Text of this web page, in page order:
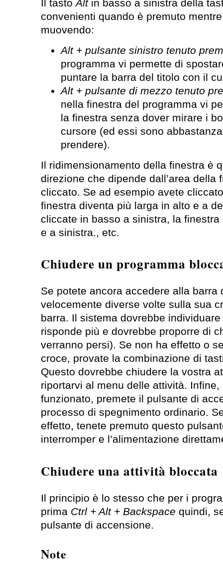
Il tastoAltin basso a sinistra della
convenienti quando è premuto
muovendo:
Alt + pulsante sinistro tenuto
programma vi permette di
puntare la barra del titolo con il
Alt + pulsante di mezzo tenuto
nella finestra del programma vi
la finestra senza dover mirare i
cursore (ed essi sono
prendere).
Il ridimensionamento della finestra è
direzione che dipende dall’area della
cliccato. Se ad esempio avete
finestra diventa più larga in alto e a
cliccate in basso a sinistra, la
e a sinistra., etc.
Chiudere un programma
Se potete ancora accedere alla barra
velocemente diverse volte sulla sua
barra. Il sistema dovrebbe
risponde più e dovrebbe proporre di
verranno persi). Se non ha effetto o
croce, provate la combinazione di
Questo dovrebbe chiudere la vostra
riportarvi al menu delle attività.
funzionato, premete il pulsante di
processo di spegnimento ordinario.
effetto, tenete premuto questo
interromper e l’alimentazione
Chiudere una attività bloccata
Il principio è lo stesso che per i
prima Ctrl + Alt + Backspace quindi,
pulsante di accensione.
Note